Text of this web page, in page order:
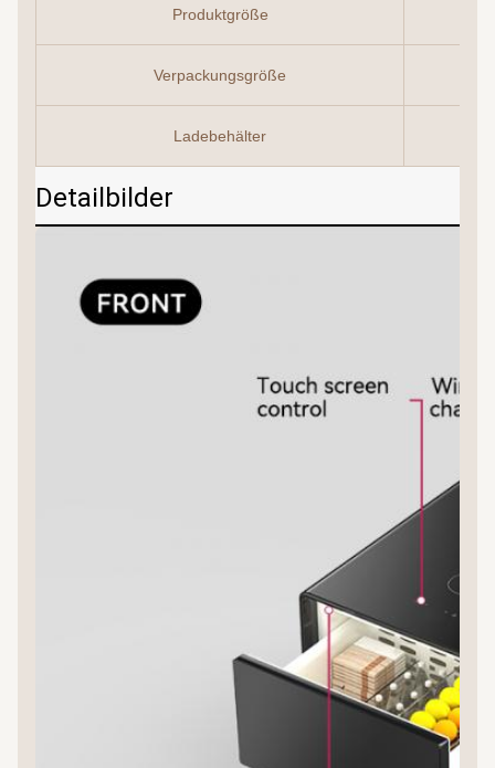
Produktgröße
Verpackungsgröße
Ladebehälter
Detailbilder